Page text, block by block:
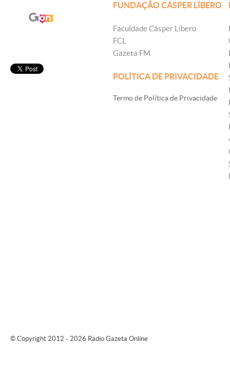
FUNDAÇÃO CÁSPER LÍBERO
Faculdade Cásper Líbero
FCL
Gazeta FM
POLÍTICA DE PRIVACIDADE
Termo de Política de Privacidade
© Copyright 2012 - 2026 Rádio Gazeta Online